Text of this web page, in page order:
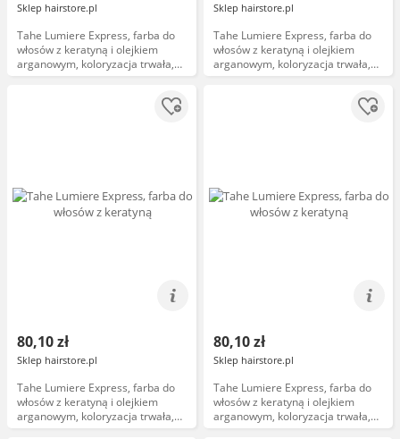
Sklep hairstore.pl
Tahe Lumiere Express, farba do
włosów z keratyną i olejkiem
arganowym, koloryzacja trwała,
8.1, 100ml
Sklep hairstore.pl
Tahe Lumiere Express, farba do
włosów z keratyną i olejkiem
arganowym, koloryzacja trwała,
7.1, 100ml
80,10 zł
Sklep hairstore.pl
Tahe Lumiere Express, farba do
włosów z keratyną i olejkiem
arganowym, koloryzacja trwała,
7.52, 100ml
80,10 zł
Sklep hairstore.pl
Tahe Lumiere Express, farba do
włosów z keratyną i olejkiem
arganowym, koloryzacja trwała,
9.3, 100ml